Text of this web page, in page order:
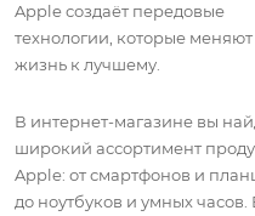
Apple создаёт передовые
технологии, которые
жизнь к лучшему.
В интернет-магазине вы
широкий ассортимент
Apple: от смартфонов и
до ноутбуков и умных часов.